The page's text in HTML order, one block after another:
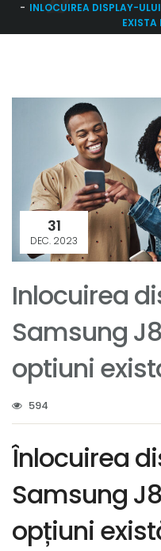
INLOCUIREA DISPLAY-
EXISTA
31
DEC. 2023
Inlocuirea
Samsung
optiuni
594
Înlocuirea
Samsung
opțiuni